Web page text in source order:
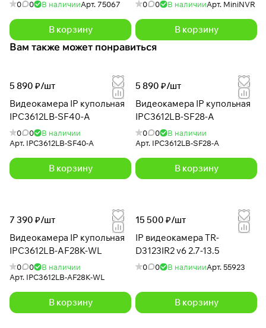
0 0 В наличииАрт.75067
В корзину
0 0 В наличииАрт. MiniNVR
В корзину
Вам также может понравиться
5 890 ₽/шт
Видеокамера IP купольная
IPC3612LB-SF40-A
0 0
В наличии
Арт. IPC3612LB-SF40-A
В корзину
5 890 ₽/шт
Видеокамера IP купольная
IPC3612LB-SF28-A
0 0
В наличии
Арт. IPC3612LB-SF28-A
В корзину
7 390 ₽/шт
Видеокамера IP купольная
IPC3612LB-AF28K-WL
0 0
В наличии
Арт. IPC3612LB-AF28K-WL
В корзину
15 500 ₽/шт
IP видеокамера TR-
D3123IR2 v6 2.7-13.5
0 0 В наличииАрт.55923
В корзину